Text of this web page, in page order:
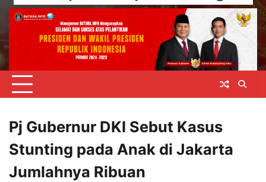
Pj Gubernur DKI Sebut Kasus
Stunting pada Anak di Jakarta
Jumlahnya Ribuan